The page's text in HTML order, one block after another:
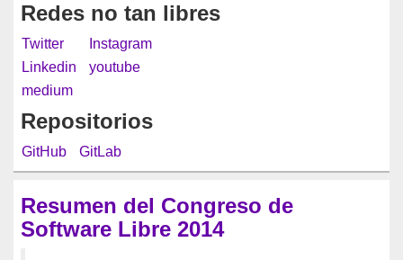
Redes no tan libres
Twitter
Instagram
Linkedin
youtube
medium
Repositorios
GitHub GitLab
Resumen del Congreso de
Software Libre 2014